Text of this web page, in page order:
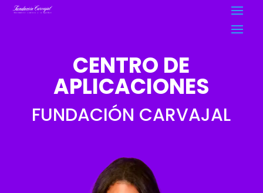
CENTRO DE
APLICACIONES
FUNDACIÓN CARVAJAL